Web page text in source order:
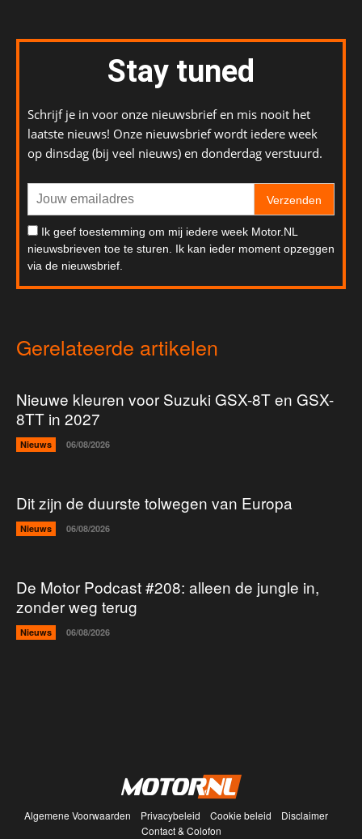
Stay tuned
Schrijf je in voor onze nieuwsbrief en mis nooit het
laatste nieuws! Onze nieuwsbrief wordt iedere week
op dinsdag (bij veel nieuws) en donderdag verstuurd.
Verzenden
Ik geef toestemming om mij iedere week Motor.NL
nieuwsbrieven toe te sturen. Ik kan ieder moment opzeggen
via de nieuwsbrief.
Gerelateerde artikelen
Nieuwe kleuren voor Suzuki GSX-8T en GSX-
8TT in 2027
Nieuws 06/08/2026
Dit zijn de duurste tolwegen van Europa
Nieuws 06/08/2026
De Motor Podcast #208: alleen de jungle in,
zonder weg terug
Nieuws 06/08/2026
Algemene Voorwaarden Privacybeleid Cookie beleid
Disclaimer
Contact & Colofon